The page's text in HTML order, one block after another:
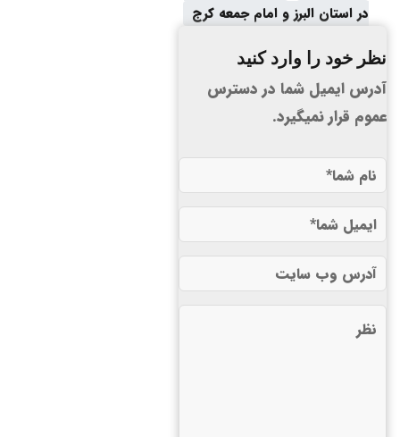
در استان البرز و امام جمعه کرج
نظر خود را وارد کنید
آدرس ایمیل شما در دسترس
عموم قرار نمیگیرد.